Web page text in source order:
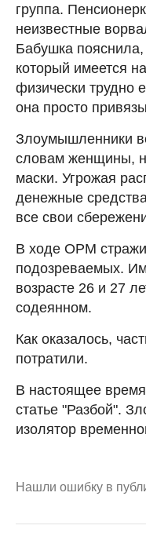
группа.
неизвестные
Бабушка пояснила,
который имеется
физически трудно
она просто
Злоумышленники
словам женщины,
маски. Угрожая
денежные
все свои
В ходе ОРМ
подозреваемых.
возрасте 26 и 27
содеянном.
Как оказалось,
потратили.
В настоящее
статье "Разбой".
изолятор
Нашли ошибку в